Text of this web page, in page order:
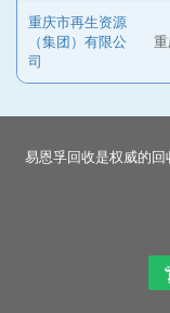
重庆市再生资源
（集团）有限公
司
易恩孚回收是权威的